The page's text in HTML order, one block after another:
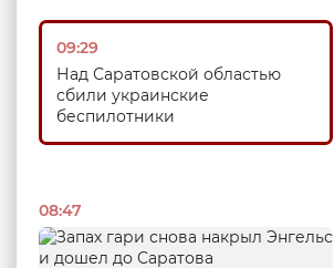
09:29
Над Саратовской областью
сбили украинские
беспилотники
08:47